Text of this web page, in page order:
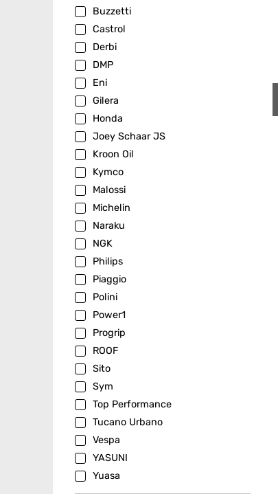
Buzzetti
Castrol
Derbi
DMP
Eni
Gilera
Honda
Joey Schaar JS
Kroon Oil
Kymco
Malossi
Michelin
Naraku
NGK
Philips
Piaggio
Polini
Power1
Progrip
ROOF
Sito
Sym
Top Performance
Tucano Urbano
Vespa
YASUNI
Yuasa